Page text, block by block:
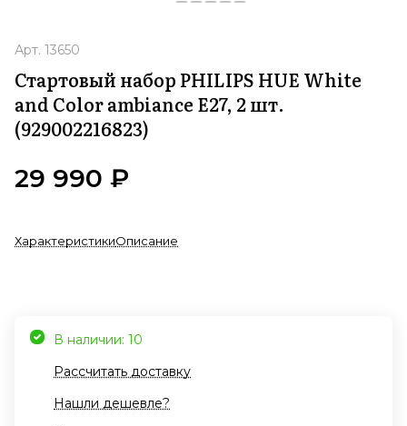
Арт. 13650
Стартовый набор PHILIPS HUE White
and Color ambiance E27, 2 шт.
(929002216823)
29 990 ₽
ХарактеристикиОписание
В наличии: 10
Рассчитать доставку
Нашли дешевле?